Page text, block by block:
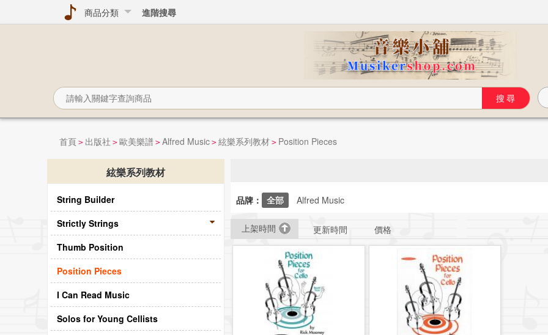
商品分類 進階搜尋
首頁 > 出版社 > 歐美樂譜 > Alfred Music > 絃樂系列教材 > Position Pieces
絃樂系列教材
String Builder
Strictly Strings
Thumb Position
Position Pieces
I Can Read Music
Solos for Young Cellists
品牌： 全部 Alfred Music
上架時間 更新時間 價格